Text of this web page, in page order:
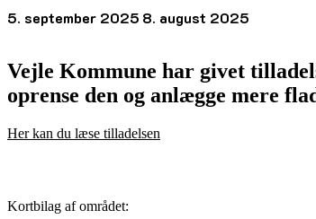
5. september 2025 8. august 2025
Vejle Kommune har givet
oprense den og anlægge mere
Her kan du læse tilladelsen
Kortbilag af området: